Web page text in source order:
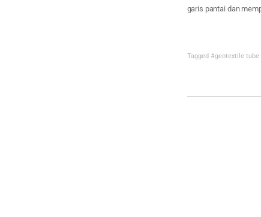
garis pantai dan
Tagged #geotextile tube